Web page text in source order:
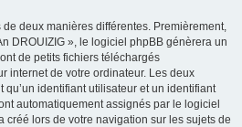
deux manières différentes. Premièrement,
DROUIZIG », le logiciel phpBB génèrera un
de petits fichiers téléchargés
internet de votre ordinateur. Les deux
identifiant utilisateur et un identifiant
automatiquement assignés par le logiciel
créé lors de votre navigation sur les sujets de